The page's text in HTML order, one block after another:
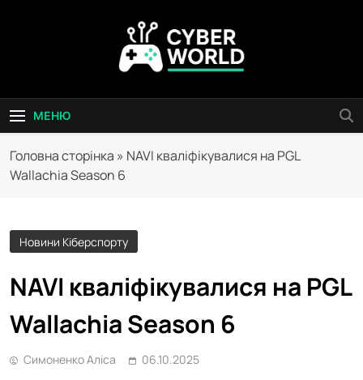
Сyber World
МЕНЮ
Головна сторінка » NAVI кваліфікувалися на PGL
Wallachia Season 6
Новини Кіберспорту
NAVI кваліфікувалися на PGL
Wallachia Season 6
Симоненко Аліса 06.10.2025